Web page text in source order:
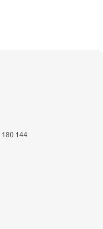
180 144